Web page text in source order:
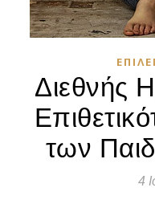
Διεθνής
των
4